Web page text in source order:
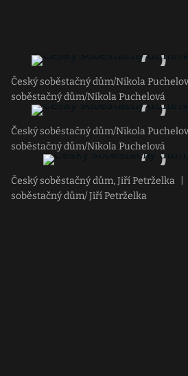
Český soběstačný dům/Nikola
soběstačný dům/Nikola Puchelová
Český soběstačný dům/Nikola
soběstačný dům/Nikola Puchelová
Český soběstačný dům, Jiří Petrželka
soběstačný dům/ Jiří Petrželka